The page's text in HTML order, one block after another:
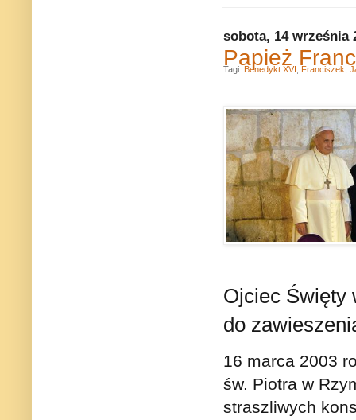
sobota, 14 września
Papież
Ojciec Święty
do
16 marca 2003
św. Piotra w
straszliwych
Tagi: Benedykt XVI Franciszek